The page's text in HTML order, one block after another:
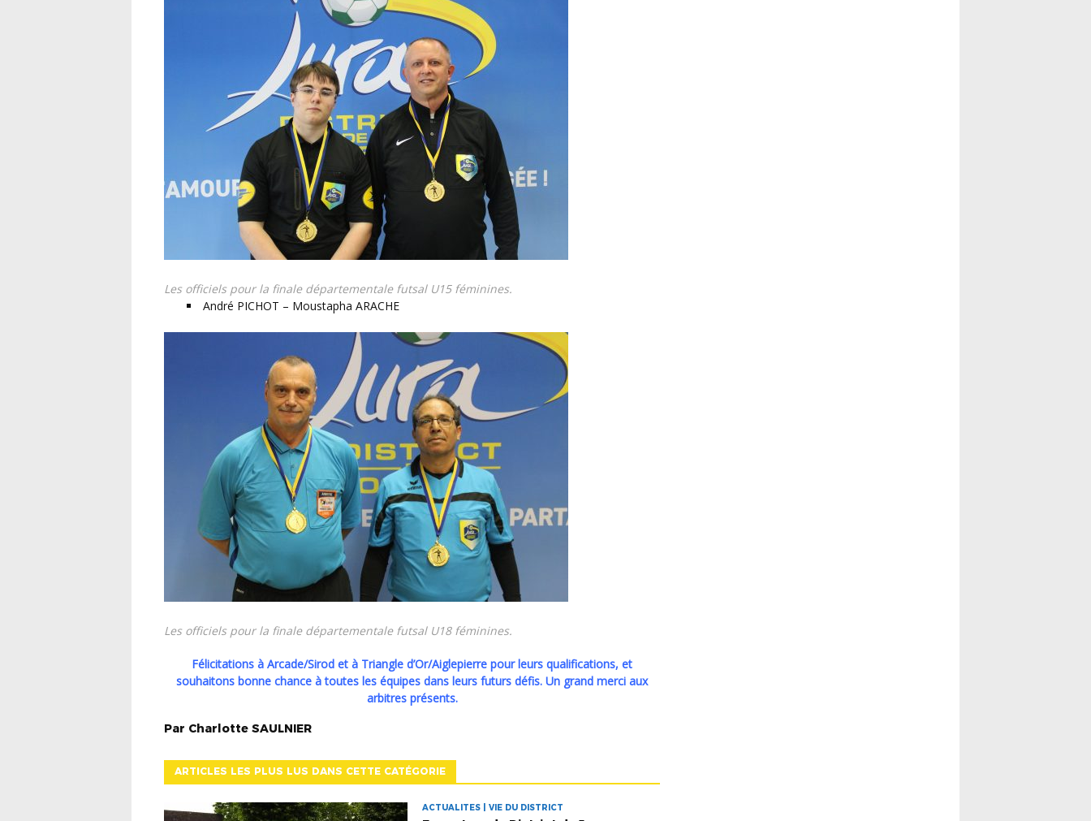
Les officiels pour la finale départementale futsal U15 féminines.
André PICHOT – Moustapha ARACHE
Les officiels pour la finale départementale futsal U18 féminines.
Félicitations à Arcade/Sirod et à Triangle d’Or/Aiglepierre pour leurs qualifications, et
souhaitons bonne chance à toutes les équipes dans leurs futurs défis. Un grand merci aux
arbitres présents.
Par Charlotte SAULNIER
ARTICLES LES PLUS LUS DANS CETTE CATÉGORIE
ACTUALITES | VIE DU DISTRICT